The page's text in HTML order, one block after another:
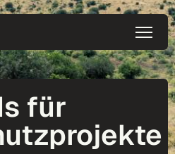
für